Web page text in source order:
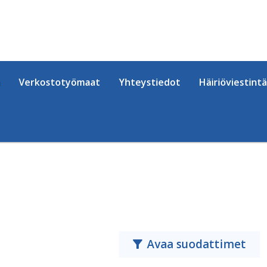
Verkostotyömaat Yhteystiedot Häiriöviestintä
Avaa suodattimet